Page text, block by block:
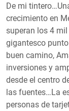
De mi
crecimiento en
superan los 4
gigantesco
buen camino,
inversiones y
desde el centro
las fuentes…La
personas de